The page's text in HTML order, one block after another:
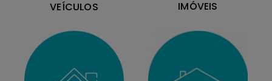
VEÍCULOS IMÓVEIS